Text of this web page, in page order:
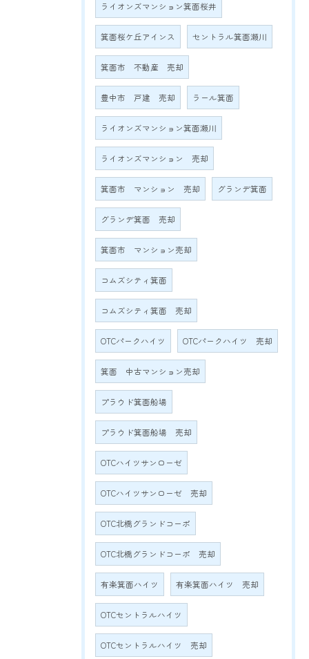
ライオンズマンション箕面桜井
箕面桜ケ丘アインス セントラル箕面瀬川
箕面市 不動産 売却
豊中市 戸建 売却 ラール箕面
ライオンズマンション箕面瀬川
ライオンズマンション 売却
箕面市 マンション 売却 グランデ箕面
グランデ箕面 売却
箕面市 マンション売却
コムズシティ箕面
コムズシティ箕面 売却
OTCパークハイツ OTCパークハイツ 売却
箕面 中古マンション売却
プラウド箕面船場
プラウド箕面船場 売却
OTCハイツサンローゼ
OTCハイツサンローゼ 売却
OTC北橋グランドコーポ
OTC北橋グランドコーポ 売却
有楽箕面ハイツ 有楽箕面ハイツ 売却
OTCセントラルハイツ
OTCセントラルハイツ 売却